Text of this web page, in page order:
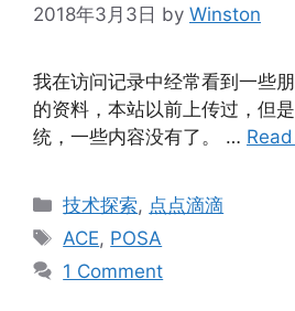
2018年3月3日 by Winston
我在访问记录中经常看到一些
的资料，本站以前上传过，但
统，一些内容没有了。 …
Categories
技术探索, 点点滴滴
Tags
ACE, POSA
1 Comment